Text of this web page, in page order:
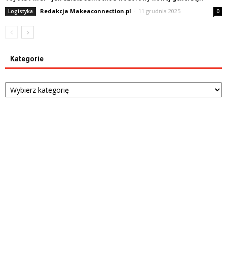
Logistyka Redakcja Makeaconnection.pl - 11 grudnia 2025 0
Kategorie
Kategorie